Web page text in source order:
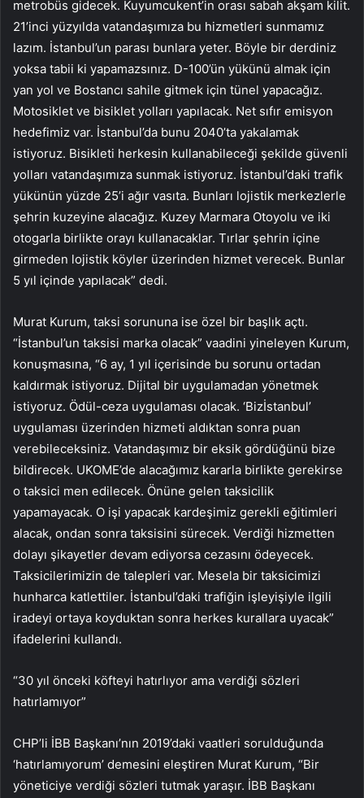
metrobüs gidecek. Kuyumcukent’in orası sabah akşam kilit.
21’inci yüzyılda vatandaşımıza bu hizmetleri sunmamız
lazım. İstanbul’un parası bunlara yeter. Böyle bir derdiniz
yoksa tabii ki yapamazsınız. D-100’ün yükünü almak için
yan yol ve Bostancı sahile gitmek için tünel yapacağız.
Motosiklet ve bisiklet yolları yapılacak. Net sıfır emisyon
hedefimiz var. İstanbul’da bunu 2040’ta yakalamak
istiyoruz. Bisikleti herkesin kullanabileceği şekilde güvenli
yolları vatandaşımıza sunmak istiyoruz. İstanbul’daki trafik
yükünün yüzde 25’i ağır vasıta. Bunları lojistik merkezlerle
şehrin kuzeyine alacağız. Kuzey Marmara Otoyolu ve iki
otogarla birlikte orayı kullanacaklar. Tırlar şehrin içine
girmeden lojistik köyler üzerinden hizmet verecek. Bunlar
5 yıl içinde yapılacak” dedi.
Murat Kurum, taksi sorununa ise özel bir başlık açtı.
“İstanbul’un taksisi marka olacak” vaadini yineleyen Kurum,
konuşmasına, “6 ay, 1 yıl içerisinde bu sorunu ortadan
kaldırmak istiyoruz. Dijital bir uygulamadan yönetmek
istiyoruz. Ödül-ceza uygulaması olacak. ‘Bizİstanbul’
uygulaması üzerinden hizmeti aldıktan sonra puan
verebileceksiniz. Vatandaşımız bir eksik gördüğünü bize
bildirecek. UKOME’de alacağımız kararla birlikte gerekirse
o taksici men edilecek. Önüne gelen taksicilik
yapamayacak. O işi yapacak kardeşimiz gerekli eğitimleri
alacak, ondan sonra taksisini sürecek. Verdiği hizmetten
dolayı şikayetler devam ediyorsa cezasını ödeyecek.
Taksicilerimizin de talepleri var. Mesela bir taksicimizi
hunharca katlettiler. İstanbul’daki trafiğin işleyişiyle ilgili
iradeyi ortaya koyduktan sonra herkes kurallara uyacak”
ifadelerini kullandı.
“30 yıl önceki köfteyi hatırlıyor ama verdiği sözleri
hatırlamıyor”
CHP’li İBB Başkanı’nın 2019’daki vaatleri sorulduğunda
‘hatırlamıyorum’ demesini eleştiren Murat Kurum, “Bir
yöneticiye verdiği sözleri tutmak yaraşır. İBB Başkanı